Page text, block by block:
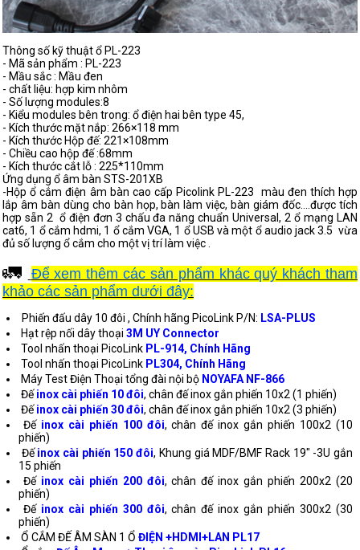
Thông số kỹ thuật ổ PL-223
- Mã sản phẩm : PL-223
- Mầu sắc : Mầu đen
- chất liệu: hợp kim nhôm
- Số lượng modules:8
- Kiểu modules bên trong: ổ điện hai bên type 45,
- Kích thước mặt nắp: 266×118 mm
- Kích thước Hộp đế: 221×108mm
- Chiều cao hộp đế :68mm
- Kích thước cắt lỗ : 225*110mm
Ứng dụng ổ âm bàn STS-201XB
-Hộp ổ cắm điện âm bàn cao cấp Picolink PL-223 màu đen thích hợp
lắp âm bàn dùng cho bàn họp, bàn làm việc, bàn giám đốc....được tích
hợp sẵn 2 ổ điện đơn 3 chấu đa năng chuẩn Universal, 2 ổ mạng LAN
cat6, 1 ổ cắm hdmi, 1 ổ cắm VGA, 1 ổ USB và một ổ audio jack 3.5 vừa
đủ số lượng ổ cắm cho một vị trí làm việc .
🚛 Để xem thêm các sản phẩm khác quý khách tham
khảo các sản phẩm dưới đây:
Phiến đấu dây 10 đôi , Chính hãng PicoLink P/N: LSA-PLUS
Hạt rệp nối dây thoại 3M UY Connector
Tool nhấn thoại PicoLink PL-914, Chính Hãng
Tool nhấn thoại PicoLink PL304, Chính Hãng
Máy Test Điện Thoại tổng đài nội bộ NOYAFA NF-866
Đếinox cài phiến 10 đôi, chân đế inox gắn phiến 10x2 (1 phiến)
Đếinox cài phiến 30 đôi, chân đế inox gắn phiến 10x2 (3 phiến)
Đế inox cài phiến 100 đôi, chân đế inox gắn phiến 100x2 (10
phiến)
Đếinox cài phiến 150 đôi, Khung giá MDF/BMF Rack 19" -3U gắn
15 phiến
Đế inox cài phiến 200 đôi, chân đế inox gắn phiến 200x2 (20
phiến)
Đế inox cài phiến 300 đôi, chân đế inox gắn phiến 300x2 (30
phiến)
Ổ CẮM ĐẾ ÂM SÀN 1 Ổ ĐIỆN +HDMI+LAN PL17